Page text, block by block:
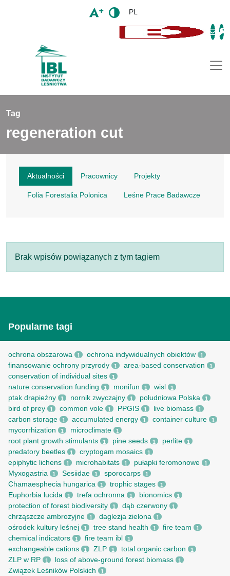
PL
Tag
regeneration cut
Aktualności Pracownicy Projekty
Folia Forestalia Polonica Leśne Prace Badawcze
Brak wpisów powiązanych z tym tagiem
Popularne tagi
ochrona obszarowa 1 ochrona indywidualnych obiektów 1
finansowanie ochrony przyrody 1 area-based conservation 1
conservation of individual sites 1
nature conservation funding 1 monifun 1 wisl 1
ptak drapieżny 1 nornik zwyczajny 1 południowa Polska 1
bird of prey 1 common vole 1 PPGIS 1 live biomass 1
carbon storage 1 accumulated energy 1 container culture 1
mycorrhization 1 microclimate 1
root рlant growth stimulants 1 pine seeds 1 perlite 1
predatory beetles 1 cryptogam mosaics 1
epiphytic lichens 1 microhabitats 1 pułapki feromonowe 1
Myxogastria 1 Sesiidae 1 sporocarps 1
Chamaesphecia hungarica 1 trophic stages 1
Euphorbia lucida 1 trefa ochronna 1 bionomics 1
protection of forest biodiversity 1 dąb czerwony 1
chrząszcze ambrozyjne 1 daglezja zielona 1
ośrodek kultury leśnej 1 tree stand health 1 fire team 1
chemical indicators 1 fire team ibl 1
exchangeable cations 1 ZLP 1 total organic carbon 1
ZLP w RP 1 loss of above-ground forest biomass 1
Związek Leśników Polskich 1